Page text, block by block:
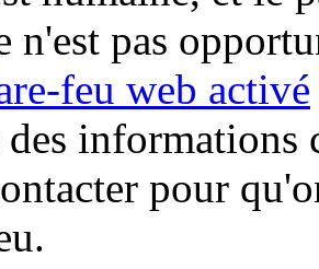
n'est pas
feu web activé
informations
pour